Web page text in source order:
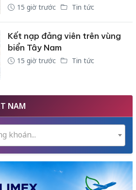
15 giờ trước Tin tức
Kết nạp đảng viên trên vùng
biển Tây Nam
15 giờ trước Tin tức
NAM
khoán...